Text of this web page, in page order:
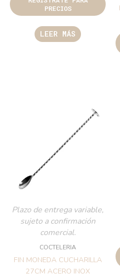
PRECIOS
LEER MÁS
Plazo de entrega variable,
sujeto a confirmación
comercial.
COCTELERIA
FIN MONEDA CUCHARILLA
27CM ACERO INOX